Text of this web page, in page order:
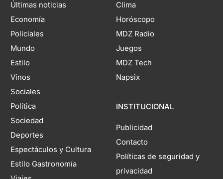
Últimas noticias
Economía
Policiales
Mundo
Estilo
Vinos
Sociales
Política
Sociedad
Deportes
Espectáculos y Cultura
Estilo Gastronomía
Clima
Horóscopo
MDZ Radio
Juegos
MDZ Tech
Napsix
INSTITUCIONAL
Publicidad
Contacto
Políticas de seguridad y
privacidad